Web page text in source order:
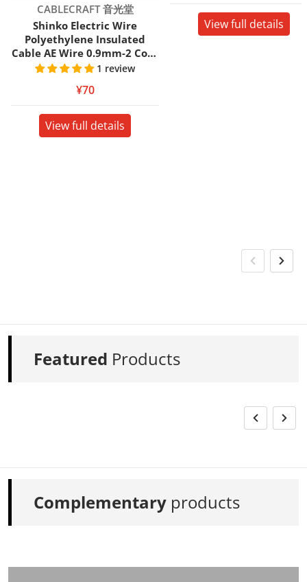
Vendor:
CABLECRAFT 音光堂
Shinko Electric Wire
Polyethylene Insulated
Cable AE Wire 0.9mm-2 Core
m/Sold by the meter
1 review
¥70
View full details
View full details
Featured Products
Complementary products